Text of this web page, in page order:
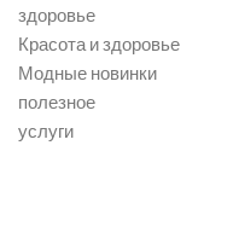
здоровье
Красота и здоровье
Модные новинки
полезное
услуги